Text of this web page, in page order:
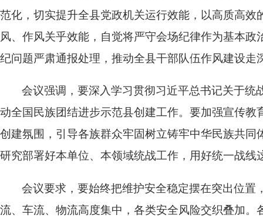
范化，切实提升全县党政机关运行效能，以高质高
风、作风关乎效能，自觉将严守会场纪律作为基本
纪问题严肃通报处理，推动全县干部队伍作风建设走
会议强调，要深入学习贯彻习近平总书记关于
动全国民族团结进步示范县创建工作。要加强宣传
创建氛围，引导各族群众牢固树立铸牢中华民族共
研究部署好本单位、本领域统战工作，用好统一战
会议要求，要始终把维护安全稳定摆在突出位置
流、车流、物流高度集中，各类安全风险交织叠加